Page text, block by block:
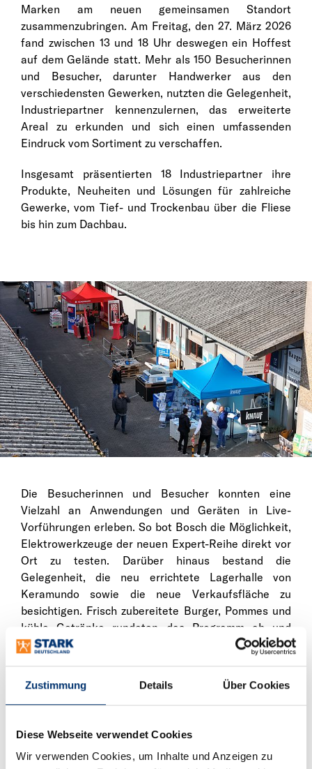
Zustimmung Details Über Cookies
Diese Webseite verwendet Cookies
Wir verwenden Cookies, um Inhalte und Anzeigen zu
Marken am neuen gemeinsamen Standort
zusammenzubringen. Am Freitag, den 27. März 2026
fand zwischen 13 und 18 Uhr deswegen ein Hoffest
auf dem Gelände statt. Mehr als 150 Besucherinnen
und Besucher, darunter Handwerker aus den
verschiedensten Gewerken, nutzten die Gelegenheit,
Industriepartner kennenzulernen, das erweiterte
Areal zu erkunden und sich einen umfassenden
Eindruck vom Sortiment zu verschaffen.
Insgesamt präsentierten 18 Industriepartner ihre
Produkte, Neuheiten und Lösungen für zahlreiche
Gewerke, vom Tief- und Trockenbau über die Fliese
bis hin zum Dachbau.
Die Besucherinnen und Besucher konnten eine
Vielzahl an Anwendungen und Geräten in Live-
Vorführungen erleben. So bot Bosch die Möglichkeit,
Elektrowerkzeuge der neuen Expert-Reihe direkt vor
Ort zu testen. Darüber hinaus bestand die
Gelegenheit, die neu errichtete Lagerhalle von
Keramundo sowie die neue Verkaufsfläche zu
besichtigen. Frisch zubereitete Burger, Pommes und
kühle Getränke rundeten das Programm ab und
sorgten bei bestem Wetter für eine angenehme,
Bei Keramundo-Niederlassungsleiter Timo Wiede
hinterließ das Hoffest einen durchweg positiven
Veranstaltung. Nach der intensiven Zeit des Umzugs
in den vergangenen Monaten ist es schön zu sehen,